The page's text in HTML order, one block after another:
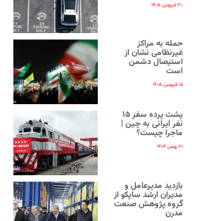
۳۰ فروردین ۱۴۰۵
حمله به مراکز
غیرنظامی نشان از
استیصال دشمن
است
۱۵ فروردین ۱۴۰۵
پشت پرده سفر ۱۵
نفر ایرانی‌ به چین |
ماجرا چیست؟
۲۱ بهمن ۱۴۰۴
بازدید مدیرعامل و
مدیران ارشد ساپکو از
گروه پژوهش صنعت
مدرن